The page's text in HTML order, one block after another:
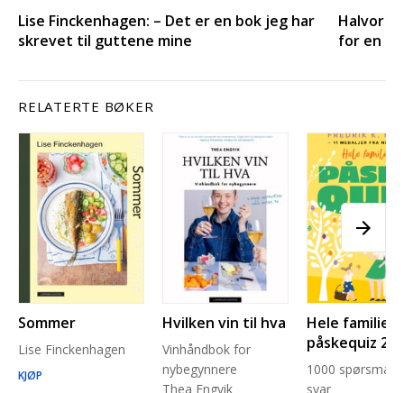
Lise Finckenhagen: – Det er en bok jeg har
skrevet til guttene mine
Halvor
for en
RELATERTE BØKER
Sommer
Lise Finckenhagen
KJØP
Hvilken vin til hva
Vinhåndbok for
nybegynnere
Thea Engvik
Hele
påskequiz
1000 spørsmål
svar